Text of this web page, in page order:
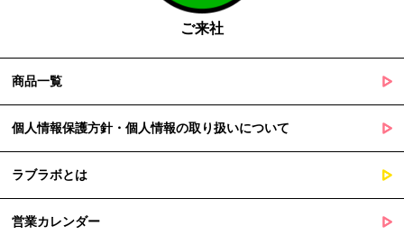
障を及ぼすおそれがあるとき
当社は個人情報の取扱業務の全部または一部を外部に業務委託する
その際、弊社は、個人情報を適切に保護できる管理体制を敷き実行
していることを条件として委託先を厳選したうえで、機密保持契約
を委託先と締結し、お客様の個人情報を厳密に管理させます。
６. 個人情報（保有個人データを含む）の利用目的通知、開示・訂
正等、利用停止等の請求
ご来社
商品一覧
個人情報保護方針・個人情報の取り扱いについて
ラブラボとは
営業カレンダー